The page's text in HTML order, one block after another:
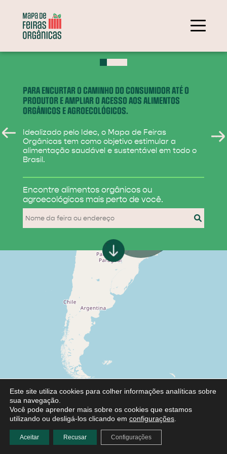
PARA ENCURTAR O CAMINHO DO CONSUMIDOR ATÉ O
PRODUTOR E AMPLIAR O ACESSO AOS ALIMENTOS
ORGÂNICOS E AGROECOLÓGICOS.
Idealizado pelo Idec, o Mapa de Feiras
Orgânicas tem como objetivo estimular a
alimentação saudável e sustentável em todo o
Brasil.
Encontre alimentos orgânicos ou
agroecológicos mais perto de você.
284
31
Este site utiliza cookies para colher informações analíticas sobre
sua navegação.
Você pode aprender mais sobre os cookies que estamos
utilizando ou desligá-los clicando em configurações
Aceitar Recusar Configurações